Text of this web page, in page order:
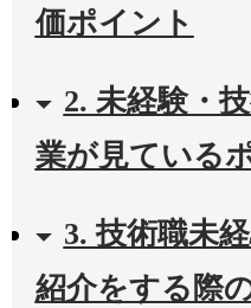
価ポイント
2. 未経験・
業が見ている
3. 技術職未
紹介をする際